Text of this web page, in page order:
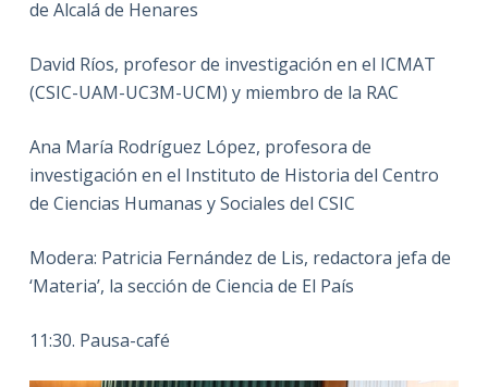
de Alcalá de Henares
David Ríos, profesor de investigación en el ICMAT
(CSIC-UAM-UC3M-UCM) y miembro de la RAC
Ana María Rodríguez López, profesora de
investigación en el Instituto de Historia del Centro
de Ciencias Humanas y Sociales del CSIC
Modera: Patricia Fernández de Lis, redactora jefa de
‘Materia’, la sección de Ciencia de El País
11:30. Pausa-café